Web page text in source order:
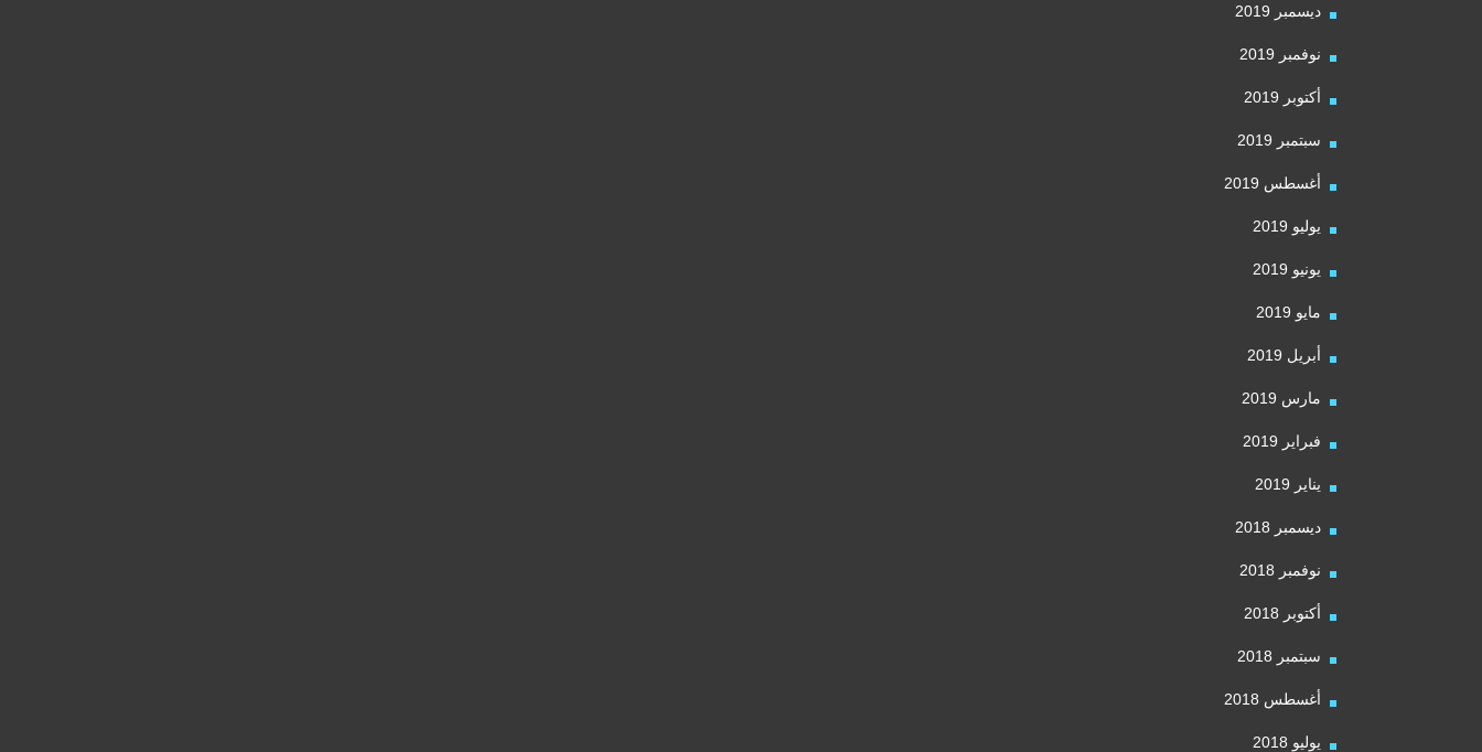
ديسمبر 2019
نوفمبر 2019
أكتوبر 2019
سبتمبر 2019
أغسطس 2019
يوليو 2019
يونيو 2019
مايو 2019
أبريل 2019
مارس 2019
فبراير 2019
يناير 2019
ديسمبر 2018
نوفمبر 2018
أكتوبر 2018
سبتمبر 2018
أغسطس 2018
يوليو 2018